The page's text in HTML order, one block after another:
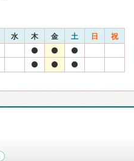
水 木 金 土 日 祝